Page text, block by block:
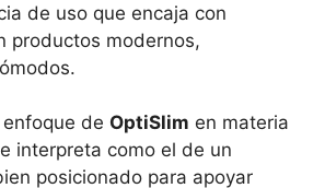
de uso que encaja con
productos modernos,
de OptiSlim en materia
interpreta como el de un
posicionado para apoyar